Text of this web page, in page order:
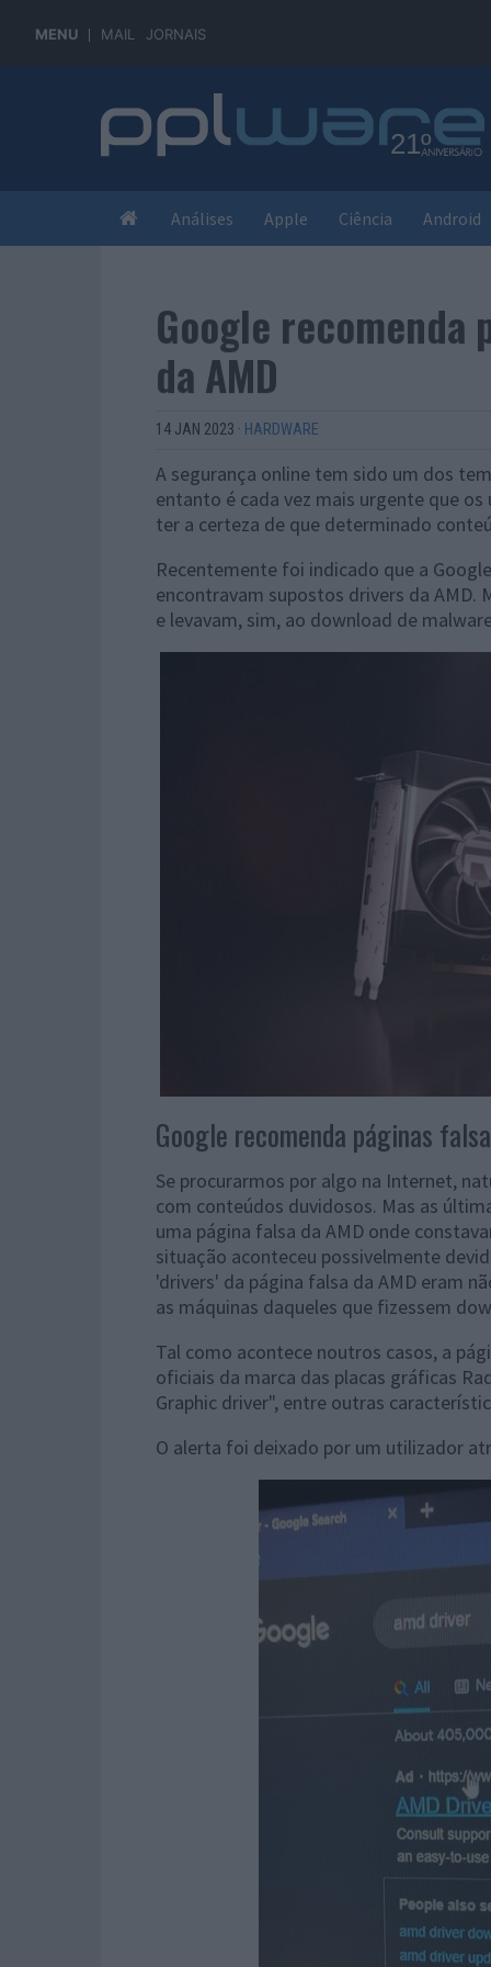
MENU MAIL JORNAIS
Análises Apple Ciência Android
Google recomenda
da AMD
14 JAN 2023 · HARDWARE
A segurança online tem sido um dos
entanto é cada vez mais urgente que
ter a certeza de que determinado
Recentemente foi indicado que a
encontravam supostos drivers da AMD.
e levavam, sim, ao download de
Google recomenda páginas
Se procurarmos por algo na Internet,
com conteúdos duvidosos. Mas as
uma página falsa da AMD onde
situação aconteceu possivelmente
'drivers' da página falsa da AMD eram
as máquinas daqueles que fizessem
Tal como acontece noutros casos, a
oficiais da marca das placas gráficas
Graphic driver", entre outras
O alerta foi deixado por um utilizador